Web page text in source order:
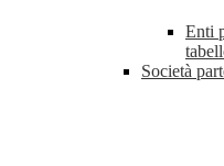
Enti
Società